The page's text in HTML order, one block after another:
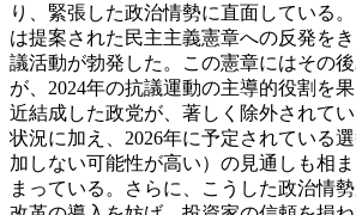
り、緊張した政治情勢に直面している
は提案された民主主義憲章への反発を
議活動が勃発した。この憲章にはその
が、2024年の抗議運動の主導的役割を
近結成した政党が、著しく除外されて
状況に加え、2026年に予定されている
加しない可能性が高い）の見通しも相
まっている。さらに、こうした政治情